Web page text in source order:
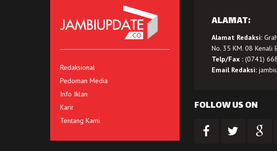
Redaksional
Pedoman Media
Info Iklan
Karir
Tentang Kami
ALAMAT:
Alamat Redaksi:
No. 35 KM. 08 Kenali
Telp/Fax :(0741)
Email Redaksi:
FOLLOW US ON